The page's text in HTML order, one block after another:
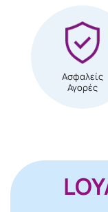
Ασφαλείς
Αγορές